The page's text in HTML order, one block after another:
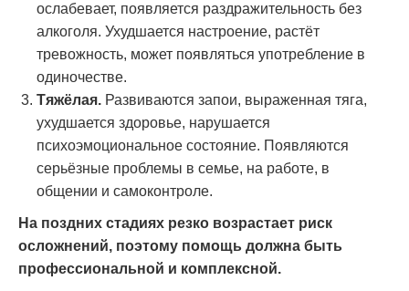
ослабевает, появляется раздражительность без
алкоголя. Ухудшается настроение, растёт
тревожность, может появляться употребление в
одиночестве.
Тяжёлая. Развиваются запои, выраженная тяга,
ухудшается здоровье, нарушается
психоэмоциональное состояние. Появляются
серьёзные проблемы в семье, на работе, в
общении и самоконтроле.
На поздних стадиях резко возрастает риск
осложнений, поэтому помощь должна быть
профессиональной и комплексной.